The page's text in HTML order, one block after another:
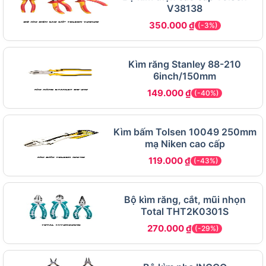
V83103
Bộ kìm cách điện Tolsen V83103 sở hữu những
đặc điểm và tính năng nổi bật sau đây:
V38138
350.000₫ (-3%)
Kìm răng Stanley 88-210
6inch/150mm
149.000₫ (-40%)
Kìm bấm Tolsen 10049 250mm
mạ Niken cao cấp
119.000₫ (-43%)
Bộ kìm răng, cắt, mũi nhọn
Total THT2K0301S
270.000₫ (-29%)